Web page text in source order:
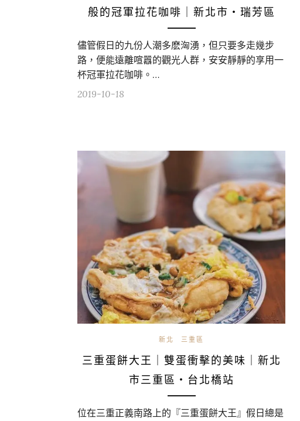
般的冠軍拉花咖啡｜新北市・瑞芳區
儘管假日的九份人潮多麽洶湧，但只要多走幾步
路，便能遠離喧囂的觀光人群，安安靜靜的享用一
杯冠軍拉花咖啡。…
2019-10-18
新北 三重區
三重蛋餅大王｜雙蛋衝擊的美味｜新北
市三重區・台北橋站
位在三重正義南路上的『三重蛋餅大王』假日總是